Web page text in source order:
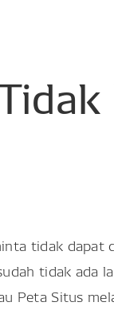
tidak dapat
tidak ada
Peta Situs